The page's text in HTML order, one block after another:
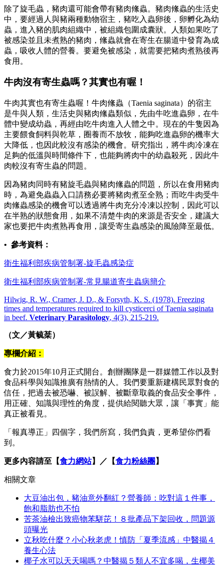
除了旋毛蟲，豬肉還可能會帶有豬肉絛蟲。豬肉絛蟲的生活史
中，要經過人與豬兩種動物宿主，豬吃入蟲卵後，卵孵化為幼
蟲，進入豬的肌肉組織中，被組織包圍成囊狀。人類如果吃了
被感染並且未煮熟的豬肉，絛蟲就會在寄生在腸道中發育為成
蟲，吸收人體的營養。要避免被感染，就需要把豬肉煮熟後再
食用。
牛肉沒有寄生蟲嗎？其實也有喔！
牛肉其實也有寄生蟲喔！牛肉絛蟲（Taenia saginata）的宿主
是牛與人類，生活史與豬肉絛蟲類似，先由牛吃進蟲卵，在牛
體中變成幼蟲，再經由吃牛肉進入人體之中。現在的牛隻因為
主要餵食飼料與乾草，圈養而不放牧，能夠吃進蟲卵的機率大
大降低，也因此較沒有感染的機會。研究指出，將牛肉冷凍在
足夠的低溫與時間條件下，也能夠將肉中的幼蟲殺死，因此牛
肉較沒有寄生蟲的問題。
因為豬肉同時有豬旋毛蟲與豬肉絛蟲的問題，所以在食用豬肉
時，為避免蟲蟲入口請務必要將豬肉煮至全熟；而吃牛肉受牛
肉絛蟲感染的機會可以透過將牛肉充分冷凍以控制，因此可以
在半熟的狀態食用，如果不清楚牛肉的來源是否安全，建議大
家也要把牛肉煮熟再食用，讓受寄生蟲感染的風險降至最低。
• 參考資料：
衛生福利部疾病管制署-旋毛蟲感染症
衛生福利部疾病管制署-常見腸道寄生蟲病簡介
Hilwig, R. W., Cramer, J. D., & Forsyth, K. S. (1978). Freezing
times and temperatures required to kill cysticerci of Taenia saginata
in beef. Veterinary Parasitology, 4(3), 215-219.
（文／黃毓棻）
專欄介紹：
食力於2015年10月正式開台。創辦團隊是一群媒體工作以及對
食品科學與知識推廣有熱情的人。我們要重新建構民眾對食的
信任，把過去被恐嚇、被誤解、被斷章取義的食品安全事件，
用正確、知識與理性的角度，提供給閱聽大眾，讓「事實」能
真正被看見。
「報真導正」四個字，我們所寫，我們負責，更希望你們看
到。
更多內容請至【食力網站】／【食力粉絲團 】
相關文章
大豆油出包，豬油意外翻紅？營養師：吃對這１件事，
飽和脂肪也不怕
苦茶油檢出致癌物苯駢芘！８批產品下架回收，問題源
頭曝光
立秋吃什麼？小心秋老虎！慎防「夏季流感」中醫揭４
養生心法
椰子水可以天天喝嗎？中醫揭５類人不宜多喝，生椰美